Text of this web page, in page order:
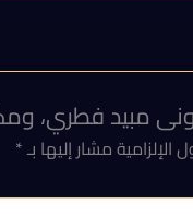
فطري،
الإلزامية مشار إليها بـ*